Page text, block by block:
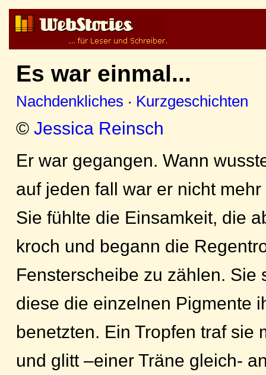
Es war einmal...
Nachdenkliches · Kurzgeschichten
© Jessica Reinsch
Er war gegangen. Wann
auf jeden fall war er nicht mehr
Sie fühlte die Einsamkeit, die
kroch und begann die
Fensterscheibe zu zählen. Sie
diese die einzelnen Pigmente
benetzten. Ein Tropfen traf sie
und glitt –einer Träne gleich-